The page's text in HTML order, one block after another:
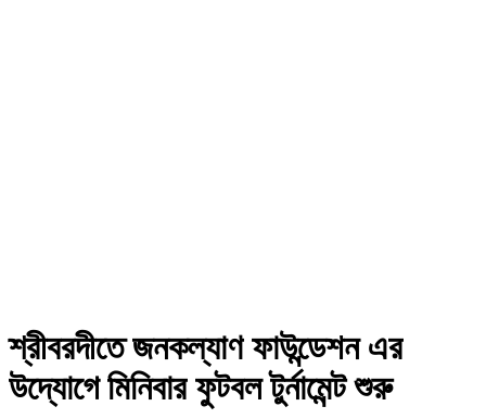
শ্রীবরদীতে জনকল্যাণ ফাউন্ডেশন এর
উদ্যোগে মিনিবার ফুটবল টুর্নামেন্ট শুরু